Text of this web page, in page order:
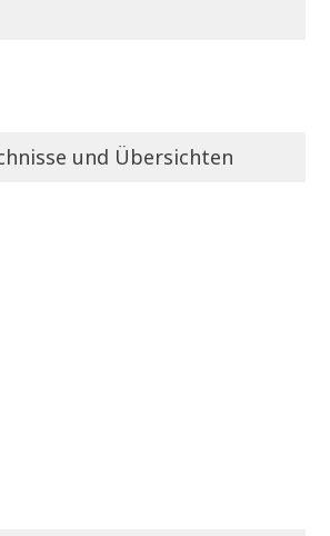
und Übersichten